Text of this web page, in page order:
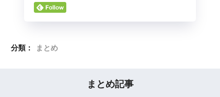
分類： まとめ
まとめ記事